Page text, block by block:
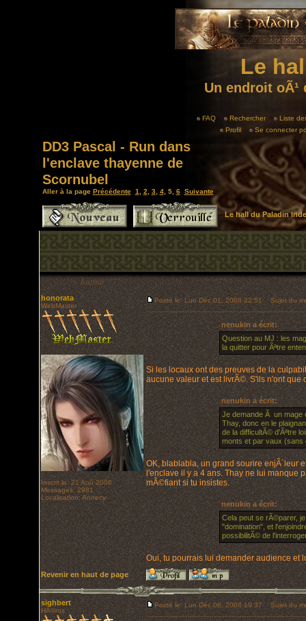
Le
Un endroit
FAQ Rechercher
Liste
Profil
Se connecter
DD3 Pascal - Run dans
l'enclave thayenne de
Scornubel
Aller à la page Précédente 1 2 3 4, 5, 6 Suivante
Le hall du Paladin
Auteur
honorata
WebMaster
Inscrit le: 21 Aoû 2006
Messages: 2981
Localisation: Annecy
Posté le: Lun Déc 01, 2008 22:51 Sujet du
nenukin a écrit:
Question au MJ : les
la quitter pour Ãªtre
Si les locaux ont des preuves de la
aucune valeur et est livrÃ©. S'ils n'ont que
nenukin a écrit:
Je demande Ã un mage
Thay, donc en le
de la difficultÃ© d'Ãªtre
monts et par vaux (sans
OK, blablabla, un grand sourire enjÃ´leur
l'enclave il y a 4 ans. Thay ne lui manque
mÃ©fiant si tu insistes.
nenukin a écrit:
Cela peut se rÃ©parer,
"domination", et
possibilitÃ© de
Oui, tu pourrais lui demander audience et
Revenir en haut de page
sighbert
HÃ©ros
Posté le: Lun Déc 08, 2008 19:37 Sujet du